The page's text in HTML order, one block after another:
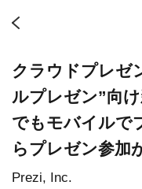
Prezi, Inc.
クラウドプレゼ
ルプレゼン”向
でもモバイルで
らプレゼン参加